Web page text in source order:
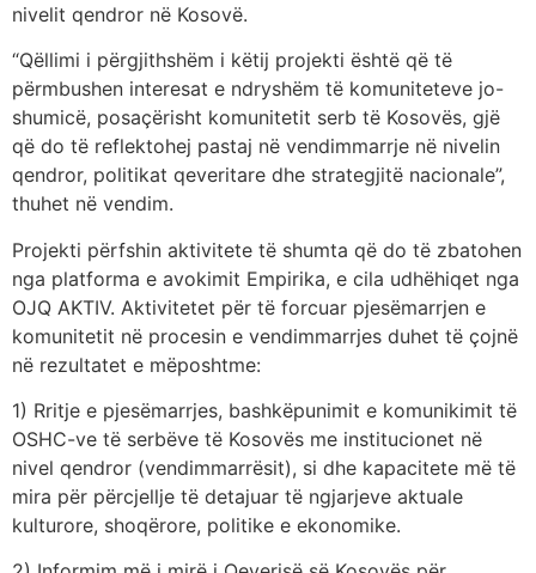
nivelit qendror në Kosovë.
“Qëllimi i përgjithshëm i këtij projekti është që të
përmbushen interesat e ndryshëm të komuniteteve jo-
shumicë, posaçërisht komunitetit serb të Kosovës, gjë
që do të reflektohej pastaj në vendimmarrje në nivelin
qendror, politikat qeveritare dhe strategjitë nacionale”,
thuhet në vendim.
Projekti përfshin aktivitete të shumta që do të zbatohen
nga platforma e avokimit Empirika, e cila udhëhiqet nga
OJQ AKTIV. Aktivitetet për të forcuar pjesëmarrjen e
komunitetit në procesin e vendimmarrjes duhet të çojnë
në rezultatet e mëposhtme:
1) Rritje e pjesëmarrjes, bashkëpunimit e komunikimit të
OSHC-ve të serbëve të Kosovës me institucionet në
nivel qendror (vendimmarrësit), si dhe kapacitete më të
mira për përcjellje të detajuar të ngjarjeve aktuale
kulturore, shoqërore, politike e ekonomike.